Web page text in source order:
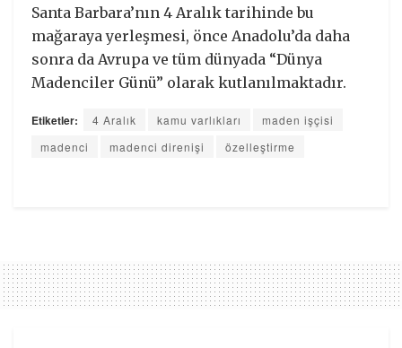
Santa Barbara’nın 4 Aralık tarihinde bu
mağaraya yerleşmesi, önce Anadolu’da daha
sonra da Avrupa ve tüm dünyada “Dünya
Madenciler Günü” olarak kutlanılmaktadır.
Etiketler: 4 Aralık kamu varlıkları
maden işçisi
madenci
madenci direnişi özelleştirme